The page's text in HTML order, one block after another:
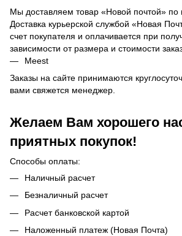
Мы доставляем товар «Новой почтой» по
Доставка курьерской службой «Новая
счет покупателя и оплачивается при
зависимости от размера и стоимости
Meest
Заказы на сайте принимаются
вами свяжется менеджер.
Желаем Вам хорошего
приятных покупок!
Способы оплаты:
Наличный расчет
Безналичный расчет
Расчет банковской картой
Наложенный платеж (Новая Почта)